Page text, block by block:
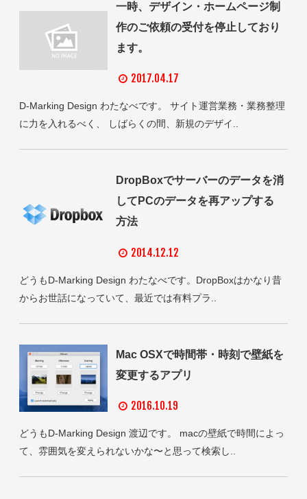
一時、デザイン・ホームページ制
作のご依頼の受付を停止しており
ます。
2017.04.17
D-Marking Design わたなべです。 サイト運営業務・業務整理
に力を入れるべく、 しばらくの間、新規のデザイ..
DropBoxでサーバーのデータを消
してPCのデータを再アップする
方法
2014.12.12
どうもD-Marking Design わたなべです。DropBoxはかなり昔
からお世話になっていて、最近では有料プラ..
Mac OSXで時間帯・時刻で壁紙を
変更するアプリ
2016.10.19
どうもD-Marking Design 渡辺です。 macの壁紙で時間によっ
て、雰囲気を変えられないかな〜と思って検索し..